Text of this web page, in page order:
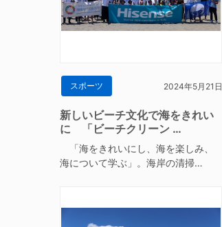
スポーツ 2024年5月21日
新しいビーチ文化で海をきれい
に 「ビーチクリーン …
「海をきれいにし、海を楽しみ、
海について学ぶ」。海岸の清掃…